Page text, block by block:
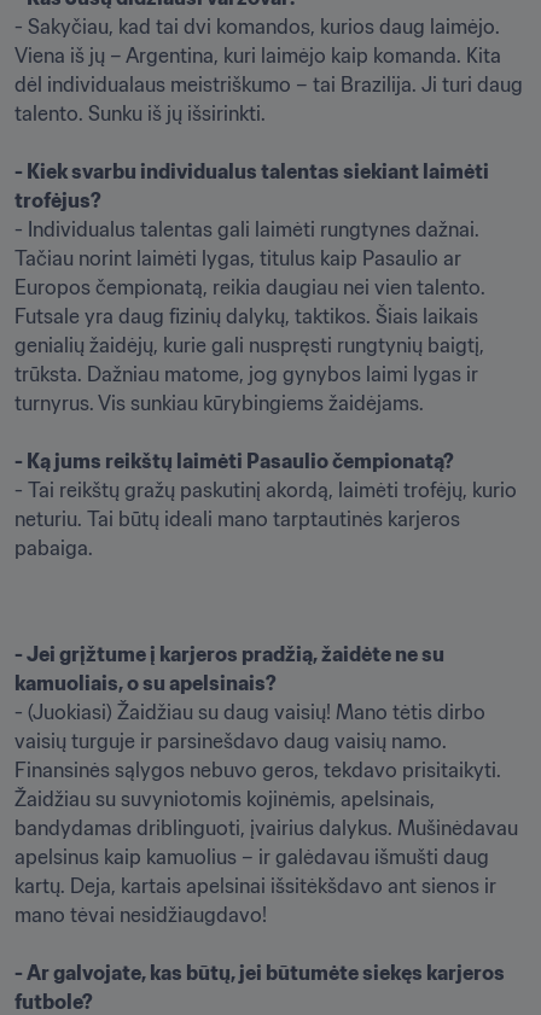
- Sakyčiau, kad tai dvi komandos, kurios daug laimėjo.
Viena iš jų – Argentina, kuri laimėjo kaip komanda. Kita
dėl individualaus meistriškumo – tai Brazilija. Ji turi daug
talento. Sunku iš jų išsirinkti.
- Kiek svarbu individualus talentas siekiant laimėti
trofėjus?
- Individualus talentas gali laimėti rungtynes dažnai.
Tačiau norint laimėti lygas, titulus kaip Pasaulio ar
Europos čempionatą, reikia daugiau nei vien talento.
Futsale yra daug fizinių dalykų, taktikos. Šiais laikais
genialių žaidėjų, kurie gali nuspręsti rungtynių baigtį,
trūksta. Dažniau matome, jog gynybos laimi lygas ir
turnyrus. Vis sunkiau kūrybingiems žaidėjams.
- Ką jums reikštų laimėti Pasaulio čempionatą?
- Tai reikštų gražų paskutinį akordą, laimėti trofėjų, kurio
neturiu. Tai būtų ideali mano tarptautinės karjeros
pabaiga.
- Jei grįžtume į karjeros pradžią, žaidėte ne su
kamuoliais, o su apelsinais?
- (Juokiasi) Žaidžiau su daug vaisių! Mano tėtis dirbo
vaisių turguje ir parsinešdavo daug vaisių namo.
Finansinės sąlygos nebuvo geros, tekdavo prisitaikyti.
Žaidžiau su suvyniotomis kojinėmis, apelsinais,
bandydamas driblinguoti, įvairius dalykus. Mušinėdavau
apelsinus kaip kamuolius – ir galėdavau išmušti daug
kartų. Deja, kartais apelsinai išsitėkšdavo ant sienos ir
mano tėvai nesidžiaugdavo!
- Ar galvojate, kas būtų, jei būtumėte siekęs karjeros
futbole?